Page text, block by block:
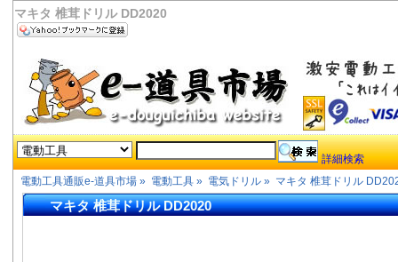
マキタ 椎茸ドリル DD2020
詳細検索
電動工具通販e-道具市場 » 電動工具 » 電気ドリル » マキタ 椎茸ドリル
マキタ 椎茸ドリル DD2020